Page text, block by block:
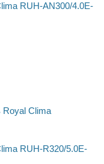
RUH-AN300/4.0E-
RUH-R320/5.0E-